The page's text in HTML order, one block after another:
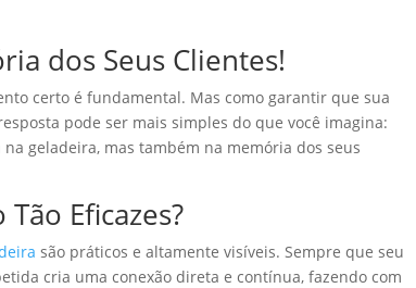
dos Seus Clientes!
certo é fundamental. Mas como garantir que sua
pode ser mais simples do que você imagina:
na geladeira, mas também na memória dos seus
Eficazes?
são práticos e altamente visíveis. Sempre que seu
cria uma conexão direta e contínua, fazendo com